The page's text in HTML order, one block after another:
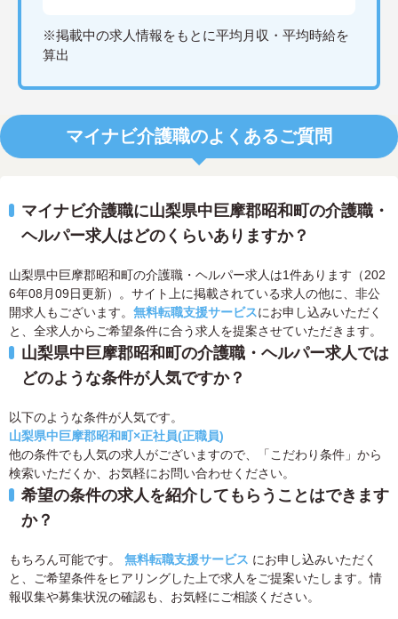
※掲載中の求人情報をもとに平均月収・平均時給を
算出
マイナビ介護職のよくあるご質問
マイナビ介護職に山梨県中巨摩郡昭和町の介護職・
ヘルパー求人はどのくらいありますか？
山梨県中巨摩郡昭和町の介護職・ヘルパー求人は1件あります（202
6年08月09日更新）。サイト上に掲載されている求人の他に、非公
開求人もございます。 無料転職支援サービスにお申し込みいただく
と、全求人からご希望条件に合う求人を提案させていただきます。
山梨県中巨摩郡昭和町の介護職・ヘルパー求人では
どのような条件が人気ですか？
以下のような条件が人気です。
山梨県中巨摩郡昭和町×正社員(正職員)
他の条件でも人気の求人がございますので、「こだわり条件」から
検索いただくか、お気軽にお問い合わせください。
希望の条件の求人を紹介してもらうことはできます
か？
もちろん可能です。 無料転職支援サービス にお申し込みいただく
と、ご希望条件をヒアリングした上で求人をご提案いたします。情
報収集や募集状況の確認も、お気軽にご相談ください。